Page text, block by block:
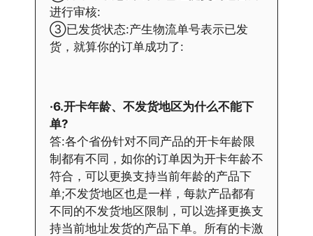
进行审核:
③已发货状态:产生物流单号表示已发
货，就算你的订单成功了:
·6.开卡年龄、不发货地区为什么不能下
单?
答:各个省份针对不同产品的开卡年龄限
制都有不同，如你的订单因为开卡年龄不
符合，可以更换支持当前年龄的产品下
单;不发货地区也是一样，每款产品都有
不同的不发货地区限制，可以选择更换支
持当前地址发货的产品下单。所有的卡激